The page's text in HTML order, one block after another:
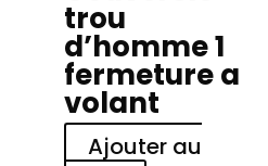
trou
d’homme 1
fermeture a
volant
Ajouter au